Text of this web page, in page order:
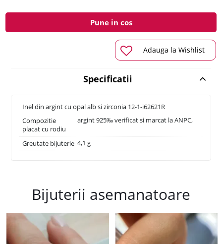
Adauga la Wishlist
Pune in cos
Specificatii
Inel din argint cu opal alb si zirconia 12-1-i62621R
Compozitie
argint 925‰ verificat si marcat la ANPC,
placat cu rodiu
Greutate bijuterie 4,1 g
Bijuterii asemanatoare